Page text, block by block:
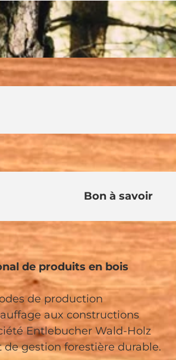
Bon à savoir
de produits en bois
de production
aux constructions
Entlebucher Wald-Holz
gestion forestière durable.